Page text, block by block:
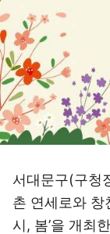
서대문구(구청
촌 연세로와 창
시, 봄’을 개최